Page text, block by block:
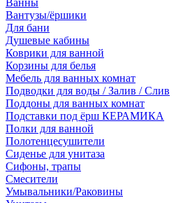
Ванны
Вантузы/ёршики
Для бани
Душевые кабины
Коврики для ванной
Корзины для белья
Мебель для ванных комнат
Подводки для воды / Залив / Слив
Поддоны для ванных комнат
Подставки под ёрш КЕРАМИКА
Полки для ванной
Полотенцесушители
Сиденье для унитаза
Сифоны, трапы
Смесители
Умывальники/Раковины